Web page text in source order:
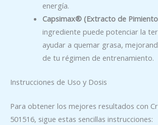
energía.
Capsimax® (Extracto de Pimiento
ingrediente puede potenciar la
ayudar a quemar grasa,
de tu régimen de entrenamiento.
Instrucciones de Uso y Dosis
Para obtener los mejores resultados con
501516, sigue estas sencillas instrucciones: